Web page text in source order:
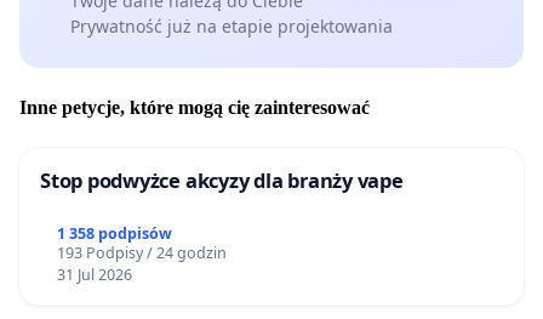
Prywatność już na etapie projektowania
Inne petycje, które mogą cię zainteresować
Stop podwyżce akcyzy dla branży vape
1 358 podpisów
193 Podpisy / 24 godzin
31 Jul 2026